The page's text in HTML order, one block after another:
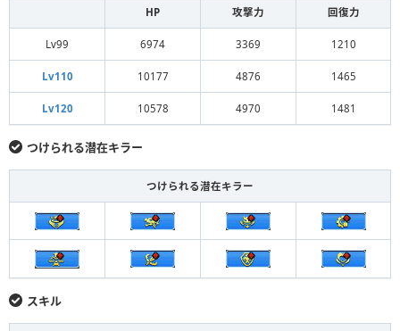
HP 攻撃力 回復力
Lv99 6974 3369 1210
Lv110 10177 4876 1465
Lv120 10578 4970 1481
つけられる潜在キラー
つけられる潜在キラー
スキル